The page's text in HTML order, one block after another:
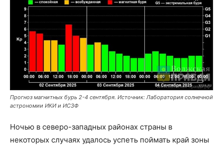
Прогноз магнитных бурь 2-4 сентября. Источник: Лаборатория солнечной
астрономии ИКИ и ИСЗФ
Ночью в северо-западных районах страны в
некоторых случаях удалось успеть поймать край зоны